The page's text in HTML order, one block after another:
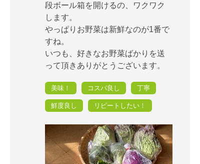
段ボール箱を開けるの、ワクワク
します。
やっぱりお野菜は新鮮なのが1番で
すね。
いつも、好きなお野菜ばかりを送
って頂きありがとうございます。
美味！ コスパ良し 丁寧
鮮度良し リピートしたい！